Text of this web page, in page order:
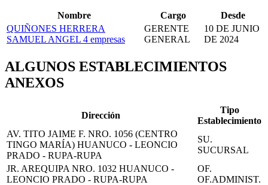
Nombre Cargo
Desde
QUIÑONES HERRERA
SAMUEL ANGEL 4 empresas
GERENTE
GENERAL
10 DE JUNIO
DE 2024
ALGUNOS ESTABLECIMIENTOS
ANEXOS
Dirección
Tipo
Establecimiento
AV. TITO JAIME F. NRO. 1056 (CENTRO
TINGO MARÍA) HUANUCO - LEONCIO
PRADO - RUPA-RUPA
SU.
SUCURSAL
JR. AREQUIPA NRO. 1032 HUANUCO -
LEONCIO PRADO - RUPA-RUPA
OF.
OF.ADMINIST.